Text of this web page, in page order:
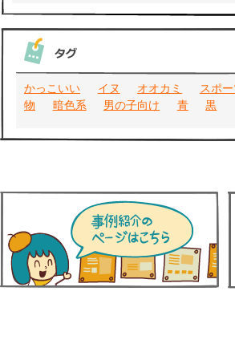
かっこいい イヌ オオカミ スポ
物
暗色系 男の子向け 青 黒